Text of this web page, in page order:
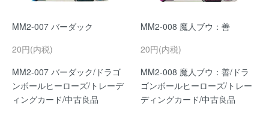
MM2-007 バーダック
20円(内税)
MM2-007 バーダック/ドラゴ
ンボールヒーローズ/トレーデ
ィングカード/中古良品
MM2-008 魔人ブウ：善
20円(内税)
MM2-008 魔人ブウ：善/ドラ
ゴンボールヒーローズ/トレー
ディングカード/中古良品